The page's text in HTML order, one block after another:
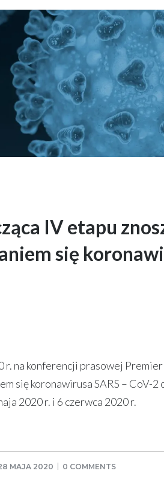
IV etapu
się
r. na konferencji prasowej
się koronawirusa SARS – CoV-
2020 r. i 6 czerwca 2020 r.
MAJA 2020 0 COMMENTS